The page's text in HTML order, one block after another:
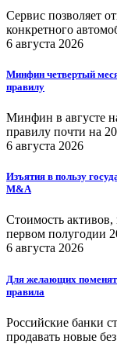
Сервис позволяет
конкретного
6 августа 2026
Минфин четвертый
правилу
Минфин в августе
правилу почти на
6 августа 2026
Изъятия в пользу
M&A
Стоимость активов,
первом полугодии
6 августа 2026
Для желающих
правила
Российские банки
продавать новые